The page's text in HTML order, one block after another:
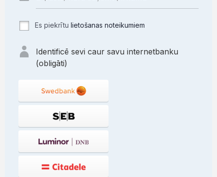
Es piekrītu lietošanas noteikumiem
Identificē sevi caur savu internetbanku
(obligāti)